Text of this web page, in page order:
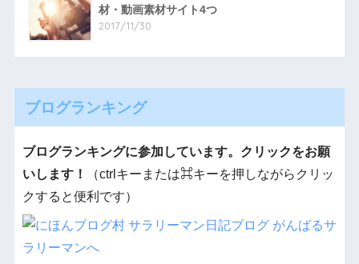
材・動画素材サイト4つ
2017/11/30
ブログランキング
ブログランキングに参加しています。クリックをお願
いします！
（ctrlキーまたは⌘キーを押しながらクリッ
クすると便利です）